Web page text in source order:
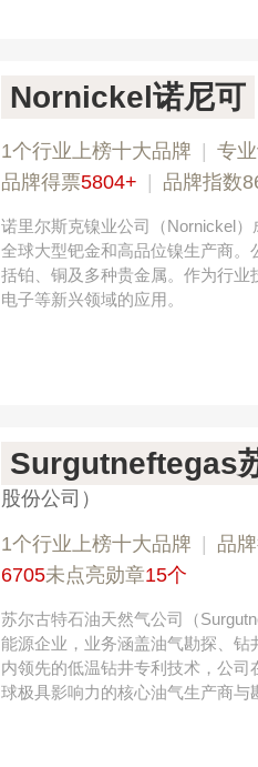
Nornickel诺尼可
1个行业上榜十大品牌 专
品牌得票5804+ 品牌指数
诺里尔斯克镍业公司（Nornickel
全球大型钯金和高品位镍生产商
括铂、铜及多种贵金属。作为行
电子等新兴领域的应用。
Surgutneftegas
股份公司）
1个行业上榜十大品牌 品
6705未点亮勋章15个
苏尔古特石油天然气公司（
能源企业，业务涵盖油气勘探、
内领先的低温钻井专利技术，公
球极具影响力的核心油气生产商与